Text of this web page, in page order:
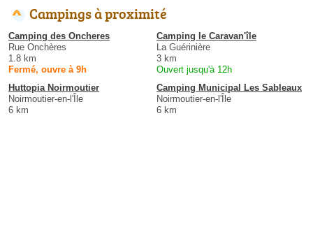
Campings à proximité
Camping des Oncheres
Rue Onchères
1.8 km
Fermé, ouvre à 9h
Camping le Caravan'île
La Guérinière
3 km
Ouvert jusqu'à 12h
Huttopia Noirmoutier
Noirmoutier-en-l'Île
6 km
Camping Municipal Les Sableaux
Noirmoutier-en-l'Île
6 km